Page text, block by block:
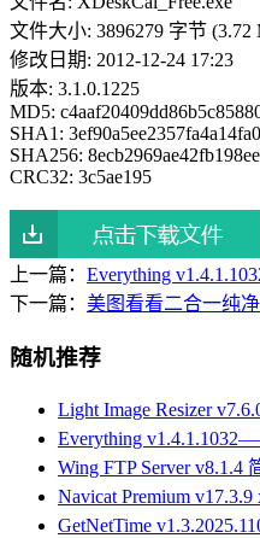
文件大小: 3896279 字节 (3.72
修改日期: 2012-12-24 17:23
版本: 3.1.0.1225
MD5:
SHA1:
SHA256:
CRC32: 3c5ae195
上一篇： Everything
下一篇： 美图看看二合一纯净
随机推荐
Light Image Resizer
Everything
Wing FTP Server v8.1.4
Navicat Premium
GetNetTime